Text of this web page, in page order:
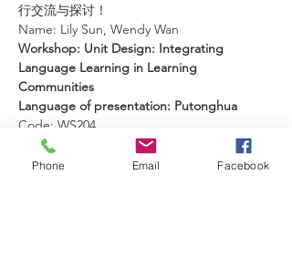
行交流与探讨！
Name: Lily Sun, Wendy Wan
Workshop: Unit Design: Integrating
Language Learning in Learning
Communities
Language of presentation: Putonghua
Code: WS204
Date: 25th Feb
Subject: Chinese Language
Phone Email Facebook